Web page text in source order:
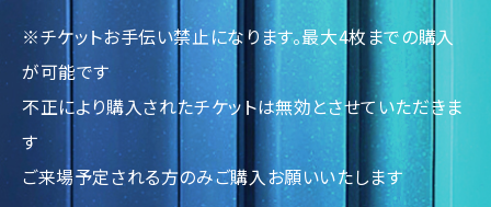
※チケットお手伝い禁止になります。最大4枚までの購入
が可能です
不正により購入されたチケットは無効とさせていただきま
す
ご来場予定される方のみご購入お願いいたします